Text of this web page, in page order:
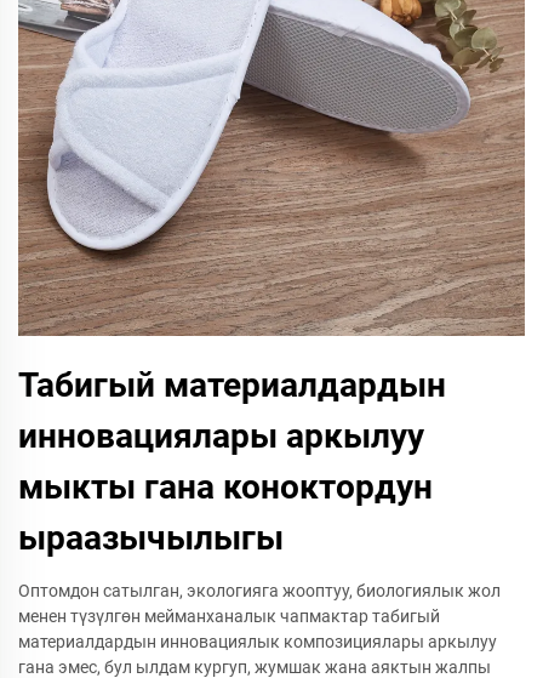
Табигый материалдардын
инновациялары аркылуу
мыкты гана коноктордун
ыраазычылыгы
Оптомдон сатылган, экологияга жооптуу, биологиялык жол
менен түзүлгөн мейманханалык чапмактар табигый
материалдардын инновациялык композициялары аркылуу
гана эмес, бул ылдам кургуп, жумшак жана аяктын жалпы